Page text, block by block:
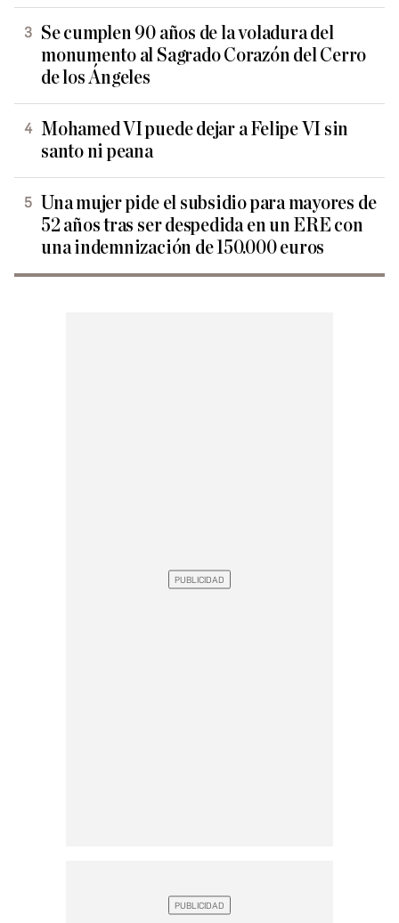
Se cumplen 90 años de la voladura del
monumento al Sagrado Corazón del Cerro
de los Ángeles
Mohamed VI puede dejar a Felipe VI sin
santo ni peana
Una mujer pide el subsidio para mayores de
52 años tras ser despedida en un ERE con
una indemnización de 150.000 euros